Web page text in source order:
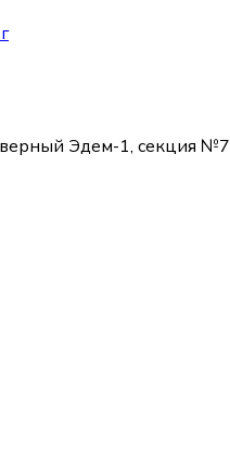
Эдем-1, секция №7